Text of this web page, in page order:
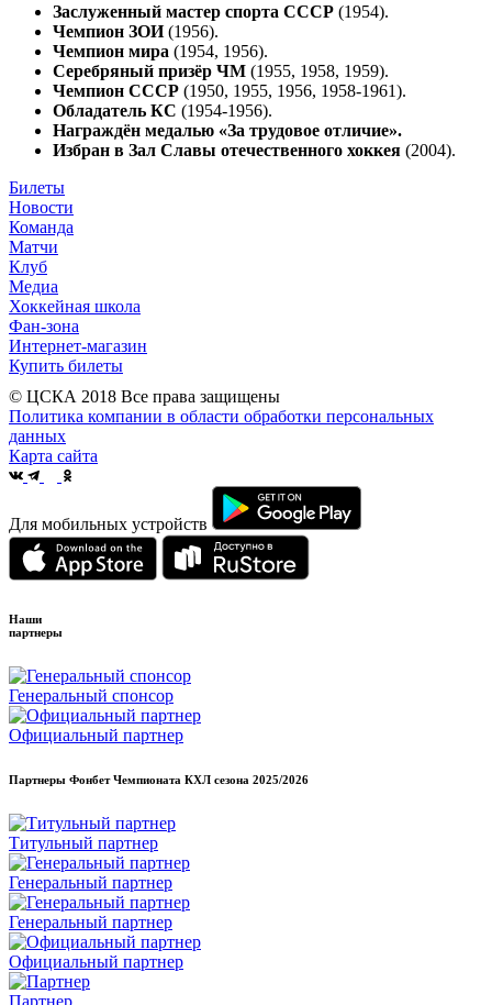
Заслуженный мастер спорта СССР (1954).
Чемпион ЗОИ(1956).
Чемпион мира (1954, 1956).
Серебряный призёр ЧМ (1955, 1958, 1959).
Чемпион СССР (1950, 1955, 1956, 1958-1961).
Обладатель КС (1954-1956).
Награждён медалью «За трудовое отличие».
Избран в Зал Славы отечественного хоккея (2004).
Билеты
Новости
Команда
Матчи
Клуб
Медиа
Хоккейная школа
Фан-зона
Интернет-магазин
Купить билеты
© ЦСКА 2018 Все права защищены
Политика компании в области обработки персональных
данных
Карта сайта
Для мобильных устройств
Наши
партнеры
Генеральный спонсор
Официальный партнер
Партнеры Фонбет Чемпионата КХЛ сезона 2025/2026
Титульный партнер
Генеральный партнер
Генеральный партнер
Официальный партнер
Партнер